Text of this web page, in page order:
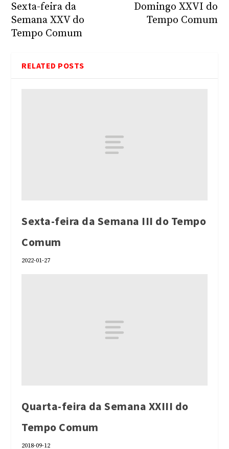
Sexta-feira da
Semana XXV do
Tempo Comum
Domingo XXVI do
Tempo Comum
RELATED POSTS
Sexta-feira da Semana III do Tempo
Comum
2022-01-27
Quarta-feira da Semana XXIII do
Tempo Comum
2018-09-12